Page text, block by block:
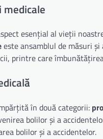
esențial al vieții
este ansamblul de măsuri
printre care
în două categorii:
bolilor și a
bolilor și a accidentelor.